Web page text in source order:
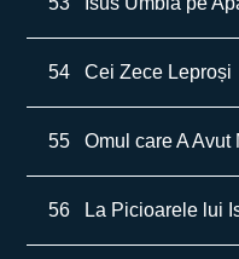
54 Cei Zece Leproși
55 Omul care A Avut
56 La Picioarele lui